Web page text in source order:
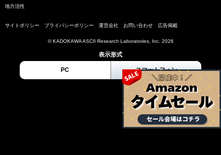
地方活性
サイトポリシー プライバシーポリシー 運営会社 お問い合わせ 広告掲載
© KADOKAWA ASCII Research Laboratories, Inc. 2026
表示形式
PC スマートフォン